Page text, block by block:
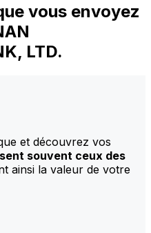
vous envoyez
LTD.
et découvrez vos
souvent ceux des
ainsi la valeur de votre